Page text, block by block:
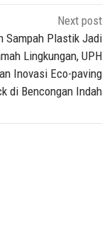
Next post
Sampah Plastik Jadi
Lingkungan, UPH
Inovasi Eco-paving
di Bencongan Indah